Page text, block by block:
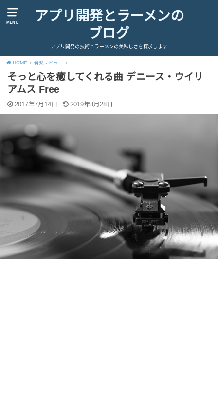
MENU
アプリ開発とラーメンの
ブログ
アプリ開発の技術とラーメンの美味しさを探求します
HOME 音楽レビュー
そっと心を癒してくれる曲 デニース・ウイリ
アムス Free
2017年7月14日 2019年8月28日